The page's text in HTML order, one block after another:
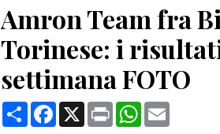
Amron Team fra
Torinese: i
settimana FOTO
CondividiFacebook
X Print WhatsApp